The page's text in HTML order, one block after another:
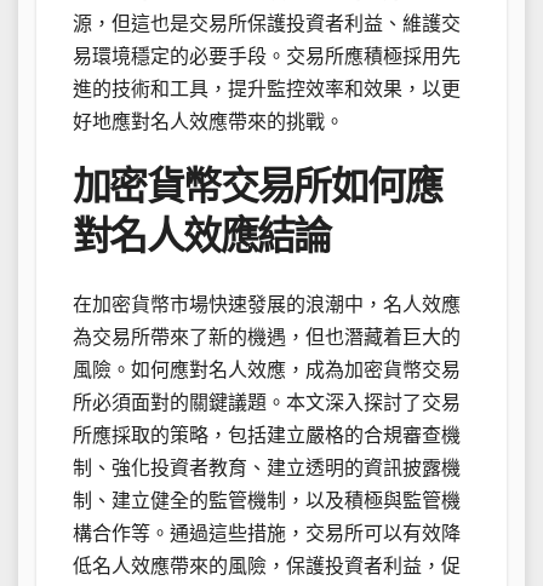
源，但這也是交易所保護投資者利益、維護交
易環境穩定的必要手段。交易所應積極採用先
進的技術和工具，提升監控效率和效果，以更
好地應對名人效應帶來的挑戰。
加密貨幣交易所如何應
對名人效應結論
在加密貨幣市場快速發展的浪潮中，名人效應
為交易所帶來了新的機遇，但也潛藏着巨大的
風險。如何應對名人效應，成為加密貨幣交易
所必須面對的關鍵議題。本文深入探討了交易
所應採取的策略，包括建立嚴格的合規審查機
制、強化投資者教育、建立透明的資訊披露機
制、建立健全的監管機制，以及積極與監管機
構合作等。通過這些措施，交易所可以有效降
低名人效應帶來的風險，保護投資者利益，促